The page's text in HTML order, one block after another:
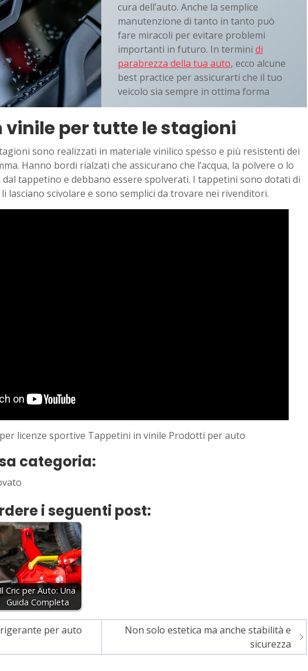
cura dell’auto. Anche la semplice
manutenzione di tanto in tanto può
fare miracoli per evitare problemi
importanti in futuro. In termini di
parabrezza della tua auto, ecco alcune
best practice per assicurarti che il tuo
veicolo sia sempre in ottima forma
vinile per tutte le stagioni
sono realizzati in materiale vinilico spesso e più resistenti dei
Hanno bordi rialzati che assicurano che l’acqua, la polvere o lo
tappetino e debbano essere spolverati. I tappetini sono dotati di
lasciano scivolare e sono semplici da trovare nei rivenditori.
licenze sportive Tappetini in vinile Prodotti per auto
categoria:
i seguenti post:
Il Cric per Auto: Una
Guida Completa
per auto
Non solo estetica ma anche stabilità e
sicurezza